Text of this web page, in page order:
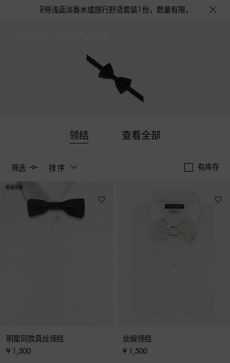
机会获得浅蓝淡香水或旅行舒适套装1份，数量有限，赠完即止。
领结 查看全部
筛选 排序 有库存
明星同款真丝领结
¥ 1,500
丝缎领结
¥ 1,500